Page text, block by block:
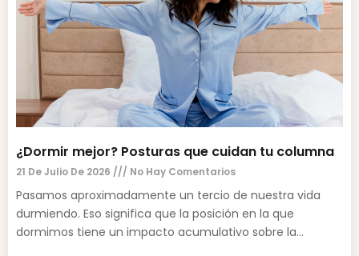
¿Dormir mejor? Posturas que cuidan tu columna
21 De Julio De 2026 No Hay Comentarios
Pasamos aproximadamente un tercio de nuestra vida
durmiendo. Eso significa que la posición en la que
dormimos tiene un impacto acumulativo sobre la